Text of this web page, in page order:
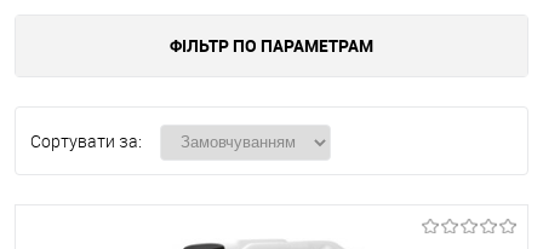
ФІЛЬТР ПО ПАРАМЕТРАМ
Сортувати за: